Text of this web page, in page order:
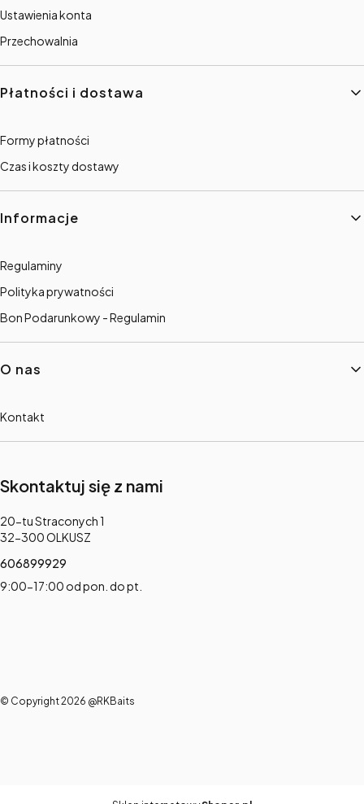
Ustawienia konta
Przechowalnia
Płatności i dostawa
Formy płatności
Czas i koszty dostawy
Informacje
Regulaminy
Polityka prywatności
Bon Podarunkowy - Regulamin
O nas
Kontakt
Skontaktuj się z nami
Adres:
20-tu Straconych 1
32-300 OLKUSZ
606899929
9:00-17:00 od pon. do pt.
© Copyright 2026 @RKBaits